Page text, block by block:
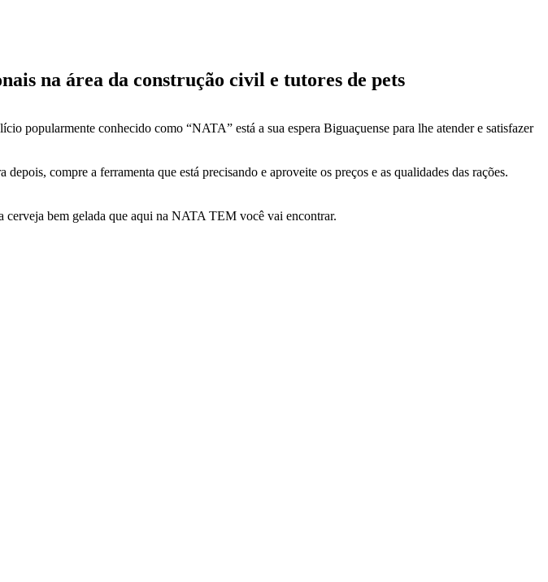
na área da construção civil e tutores de pets
conhecido como “NATA” está a sua espera Biguaçuense para lhe atender e satisfazer
compre a ferramenta que está precisando e aproveite os preços e as qualidades das rações.
cerveja bem gelada que aqui na NATA TEM você vai encontrar.